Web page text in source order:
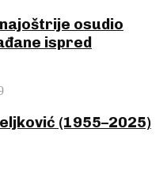
osudio
ispred
(1955–2025)